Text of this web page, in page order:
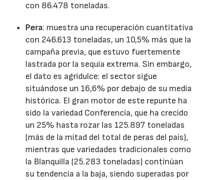
con 86.478 toneladas.
Pera: muestra una recuperación cuantitativa
con 246.613 toneladas, un 10,5% más que la
campaña previa, que estuvo fuertemente
lastrada por la sequía extrema. Sin embargo,
el dato es agridulce: el sector sigue
situándose un 16,6% por debajo de su media
histórica. El gran motor de este repunte ha
sido la variedad Conferencia, que ha crecido
un 25% hasta rozar las 125.897 toneladas
(más de la mitad del total de peras del país),
mientras que variedades tradicionales como
la Blanquilla (25.283 toneladas) continúan
su tendencia a la baja, siendo superadas por